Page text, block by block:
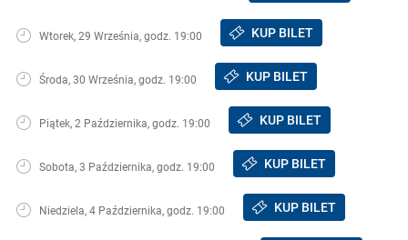
Wtorek, 29 Września, godz. 19:00 KUP BILET
Środa, 30 Września, godz. 19:00 KUP BILET
Piątek, 2 Października, godz. 19:00 KUP BILET
Sobota, 3 Października, godz. 19:00 KUP BILET
Niedziela, 4 Października, godz. 19:00 KUP BILET